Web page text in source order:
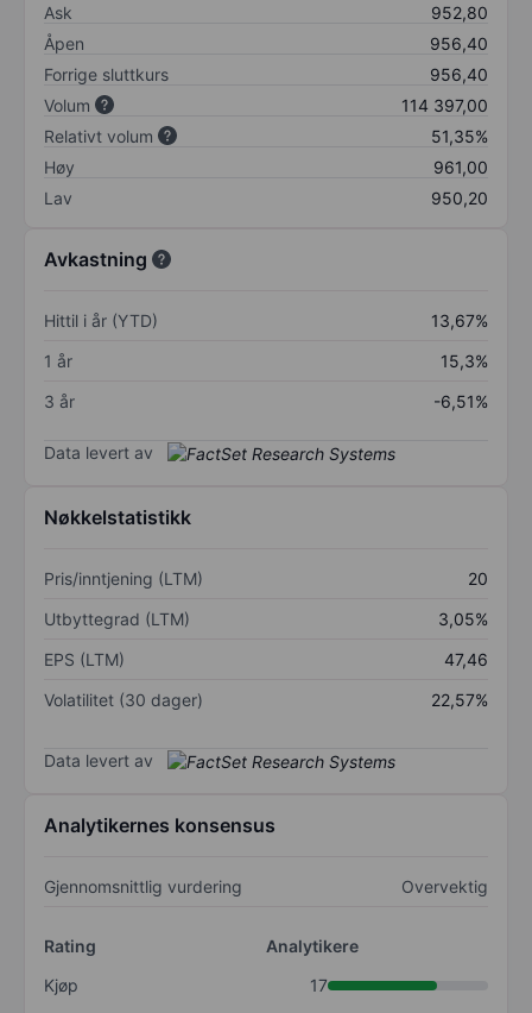
Ask
952,80
Åpen
956,40
Forrige sluttkurs
956,40
Volum
114 397,00
Relativt volum
51,35%
Høy
961,00
Lav
950,20
Avkastning
Hittil i år (YTD)
13,67%
1 år
15,3%
3 år
-6,51%
Data levert av
Nøkkelstatistikk
Pris/inntjening (LTM)
20
Utbyttegrad (LTM)
3,05%
EPS (LTM)
47,46
Volatilitet (30 dager)
22,57%
Data levert av
Analytikernes konsensus
Gjennomsnittlig vurdering Overvektig
Rating
Analytikere
Kjøp
17